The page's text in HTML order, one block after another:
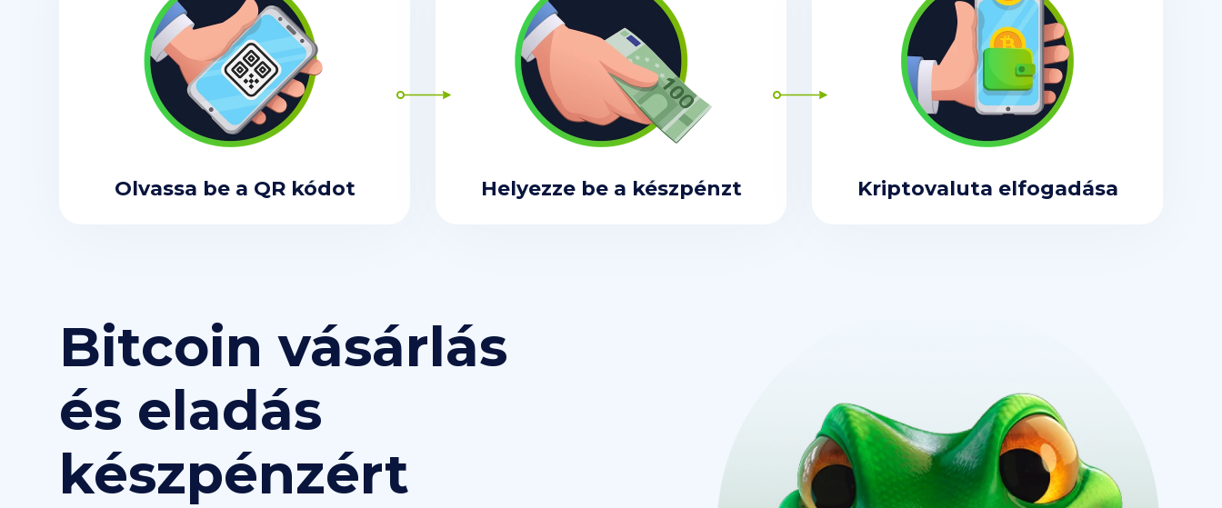
Olvassa be a QR kódot Helyezze be a készpénzt Kriptovaluta elfogadása
Bitcoin vásárlás
és eladás
készpénzért